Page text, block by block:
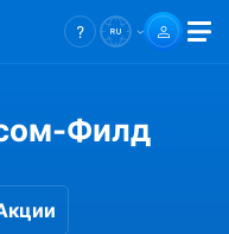
Филд